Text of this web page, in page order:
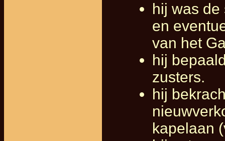
hij was
en
van het
hij
zusters.
hij
kapelaan